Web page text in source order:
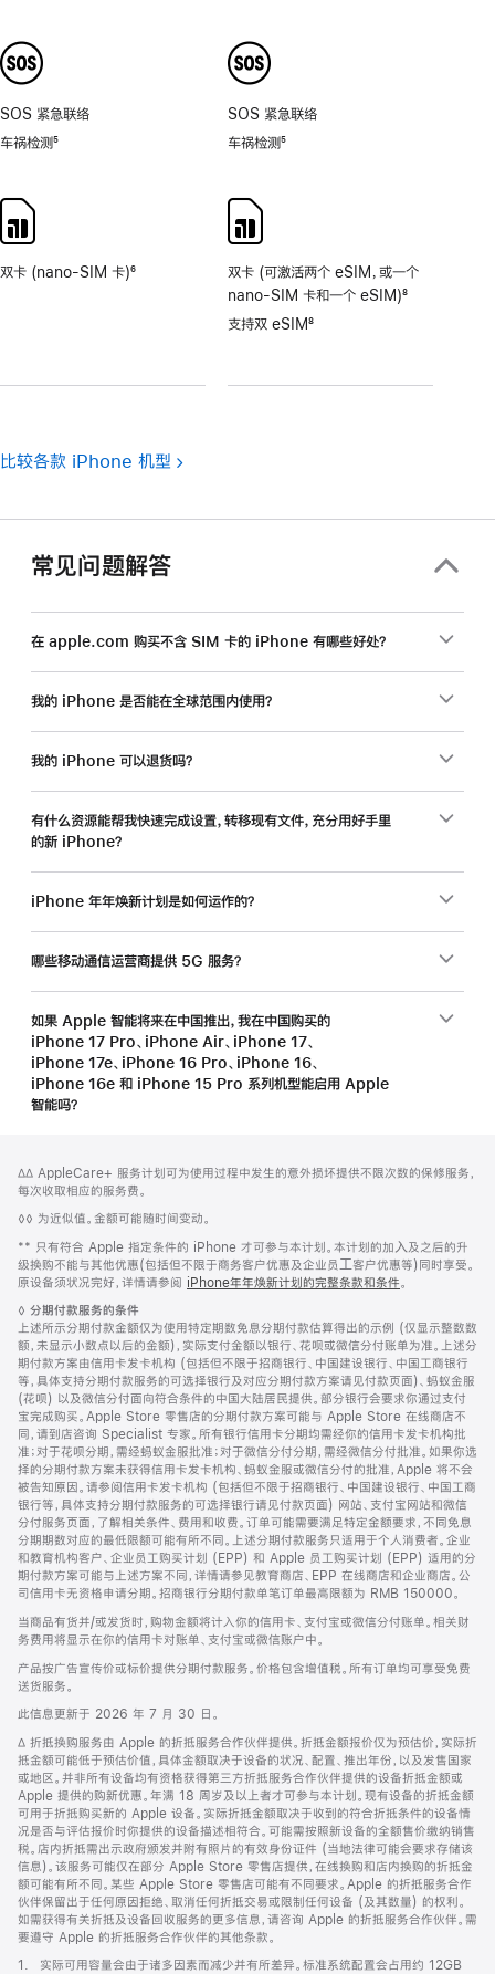
SOS 紧急联络
车祸检测5
双卡 (nano-SIM 卡)6
SOS 紧急联络
车祸检测5
双卡 (可激活两个 eSIM，或一个
nano-SIM 卡和一个 eSIM)
脚
8
支持双 eSIM8
比较各款 iPhone 机型
常见问题解答
在 apple.com 购买不含 SIM 卡的 iPhone 有哪些好处？
我的 iPhone 是否能在全球范围内使用？
我的 iPhone 可以退货吗？
有什么资源能帮我快速完成设置，转移现有文件，充分用好手里
的新 iPhone？
iPhone 年年焕新计划是如何运作的？
哪些移动通信运营商提供 5G 服务？
如果 Apple 智能将来在中国推出，我在中国购买的
iPhone 17 Pro、iPhone Air、iPhone 17、
iPhone 17e、iPhone 16 Pro、iPhone 16、
iPhone 16e 和 iPhone 15 Pro 系列机型能启用 Apple
智能吗？
页
页
脚
注
脚
注
∆∆ AppleCare+ 服务计划可为使用过程中发生的意外损坏提供不限次数的保修服务，
每次收取相应的服务费。
脚
◊◊ 为近似值。金额可能随时间变动。
脚
注
** 只有符合 Apple 指定条件的 iPhone 才可参与本计划。本计划的加⼊及之后的升
级换购不能与其他优惠(包括但不限于商务客户优惠及企业员⼯客户优惠等)同时享受。
原设备须状况完好，详情请参阅 iPhone年年焕新计划的完整条款和条件。
脚
注
◊ 分期付款服务的条件
上述所示分期付款金额仅为使用特定期数免息分期付款估算得出的示例 (仅显示整数数
额，未显示小数点以后的金额)，实际支付金额以银行、花呗或微信分付账单为准。上述分
期付款方案由信用卡发卡机构 (包括但不限于招商银行、中国建设银行、中国工商银行
等，具体支持分期付款服务的可选择银行及对应分期付款方案请见付款页面)、蚂蚁金服
(花呗) 以及微信分付面向符合条件的中国大陆居民提供。部分银行会要求你通过支付
宝完成购买。Apple Store 零售店的分期付款方案可能与 Apple Store 在线商店不
同，请到店咨询 Specialist 专家。所有银行信用卡分期均需经你的信用卡发卡机构批
准；对于花呗分期，需经蚂蚁金服批准；对于微信分付分期，需经微信分付批准。如果你选
择的分期付款方案未获得信用卡发卡机构、蚂蚁金服或微信分付的批准，Apple 将不会
被告知原因。请参阅信用卡发卡机构 (包括但不限于招商银行、中国建设银行、中国工商
银行等，具体支持分期付款服务的可选择银行请见付款页面) 网站、支付宝网站和微信
分付服务页面，了解相关条件、费用和收费。订单可能需要满足特定金额要求，不同免息
分期期数对应的最低限额可能有所不同。上述分期付款服务只适用于个人消费者。企业
和教育机构客户、企业员工购买计划 (EPP) 和 Apple 员工购买计划 (EPP) 适用的分
期付款方案可能与上述方案不同，详情请参见教育商店、EPP 在线商店和企业商店。公
司信用卡无资格申请分期。招商银行分期付款单笔订单最高限额为 RMB 150000。
当商品有货并/或发货时，购物金额将计入你的信用卡、支付宝或微信分付账单。相关财
务费用将显示在你的信用卡对账单、支付宝或微信账户中。
产品按广告宣传价或标价提供分期付款服务。价格包含增值税。所有订单均可享受免费
送货服务。
此信息更新于 2026 年 7 月 30 日。
脚
注
∆ 折抵换购服务由 Apple 的折抵服务合作伙伴提供。折抵金额报价仅为预估价，实际折
抵金额可能低于预估价值，具体金额取决于设备的状况、配置、推出年份，以及发售国家
或地区。并非所有设备均有资格获得第三方折抵服务合作伙伴提供的设备折抵金额或
Apple 提供的购新优惠。年满 18 周岁及以上者才可参与本计划。现有设备的折抵金额
可用于折抵购买新的 Apple 设备。实际折抵金额取决于收到的符合折抵条件的设备情
况是否与评估报价时你提供的设备描述相符合。可能需按照新设备的全额售价缴纳销售
税。店内折抵需出示政府颁发并附有照片的有效身份证件 (当地法律可能会要求存储该
信息)。该服务可能仅在部分 Apple Store 零售店提供，在线换购和店内换购的折抵金
额可能有所不同。某些 Apple Store 零售店可能有不同要求。Apple 的折抵服务合作
伙伴保留出于任何原因拒绝、取消任何折抵交易或限制任何设备 (及其数量) 的权利。
如需获得有关折抵及设备回收服务的更多信息，请咨询 Apple 的折抵服务合作伙伴。需
要遵守 Apple 的折抵服务合作伙伴的其他条款。
脚
1.
实际可用容量会由于诸多因素而减少并有所差异。标准系统配置会占用约 12GB